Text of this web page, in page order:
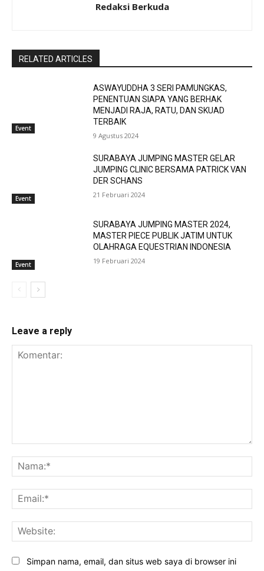
Redaksi Berkuda
RELATED ARTICLES
Event
ASWAYUDDHA 3 SERI PAMUNGKAS,
PENENTUAN SIAPA YANG BERHAK
MENJADI RAJA, RATU, DAN SKUAD
TERBAIK
9 Agustus 2024
Event
SURABAYA JUMPING MASTER GELAR
JUMPING CLINIC BERSAMA PATRICK VAN
DER SCHANS
21 Februari 2024
Event
SURABAYA JUMPING MASTER 2024,
MASTER PIECE PUBLIK JATIM UNTUK
OLAHRAGA EQUESTRIAN INDONESIA
19 Februari 2024
Leave a reply
Simpan nama, email, dan situs web saya di browser ini